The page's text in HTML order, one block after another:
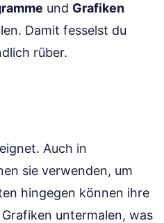
und Grafiken
Damit fesselst du
rüber.
Auch in
sie verwenden, um
hingegen können ihre
untermalen, was